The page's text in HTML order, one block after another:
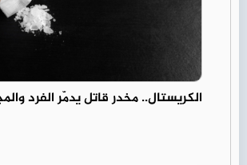
الكريستال.. مخدر قاتل يدمّر الفرد